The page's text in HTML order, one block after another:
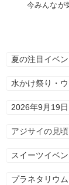
今みんなが
夏の注目イベ
水かけ祭り・
2026年9月19
アジサイの見頃
スイーツイベン
プラネタリウ